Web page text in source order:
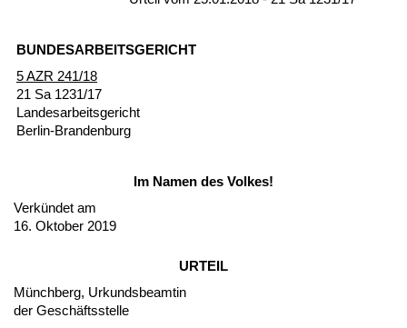
BUN­DES­AR­BEITS­GERICHT
5 AZR 241/18
21 Sa 1231/17
Lan­des­ar­beits­ge­richt
Ber­lin-Bran­den­burg
Im Na­men des Vol­kes!
Verkündet am
16. Ok­to­ber 2019
UR­TEIL
Münch­berg, Ur­kunds­be­am­tin
der Geschäfts­stel­le